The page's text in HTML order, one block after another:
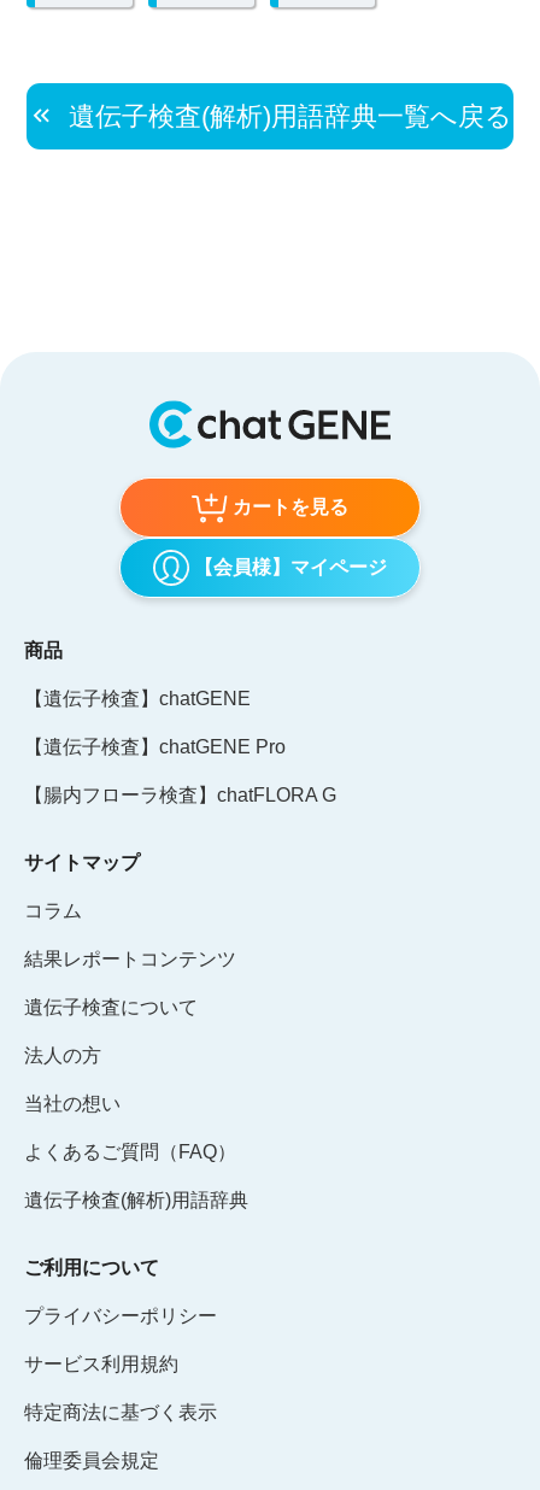
遺伝子検査(解析)用語辞典一覧へ戻る
カートを見る
【会員様】マイページ
商品
【遺伝子検査】chatGENE
【遺伝子検査】chatGENE Pro
【腸内フローラ検査】chatFLORA G
サイトマップ
コラム
結果レポートコンテンツ
遺伝子検査について
法人の方
当社の想い
よくあるご質問（FAQ）
遺伝子検査(解析)用語辞典
ご利用について
プライバシーポリシー
サービス利用規約
特定商法に基づく表示
倫理委員会規定